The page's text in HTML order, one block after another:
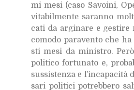
mi mesi (caso Sa­voi­ni,
vi­ta­bil­men­te sa­ran­no
ca­ti da ar­gi­na­re e ge­sti­re
co­mo­do pa­ra­ven­to che
sti mesi da mi­ni­stro.
po­li­ti­co for­tu­na­to e,
sus­si­sten­za e l’in­ca­pa­ci­tà
sa­ri po­li­ti­ci po­treb­be­ro